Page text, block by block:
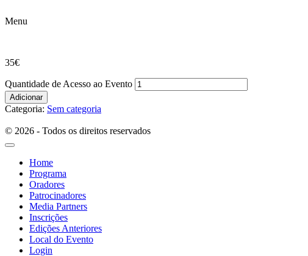
Menu
35€
Quantidade de Acesso ao Evento
Adicionar
Categoria: Sem categoria
© 2026 - Todos os direitos reservados
Home
Programa
Oradores
Patrocinadores
Media Partners
Inscrições
Edições Anteriores
Local do Evento
Login